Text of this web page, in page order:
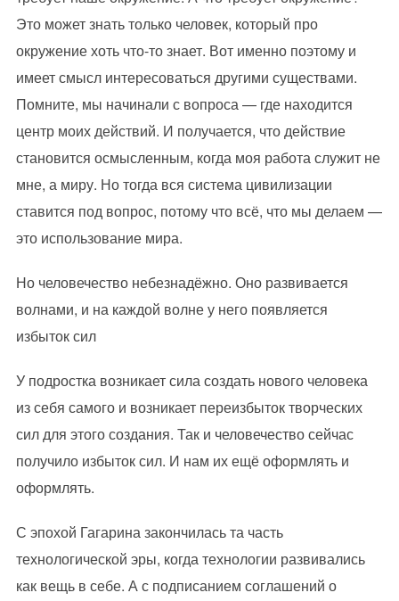
Это может знать только человек, который про
окружение хоть что-то знает. Вот именно поэтому и
имеет смысл интересоваться другими существами.
Помните, мы начинали с вопроса — где находится
центр моих действий. И получается, что действие
становится осмысленным, когда моя работа служит не
мне, а миру. Но тогда вся система цивилизации
ставится под вопрос, потому что всё, что мы делаем —
это использование мира.
Но человечество небезнадёжно. Оно развивается
волнами, и на каждой волне у него появляется
избыток сил
У подростка возникает сила создать нового человека
из себя самого и возникает переизбыток творческих
сил для этого создания. Так и человечество сейчас
получило избыток сил. И нам их ещё оформлять и
оформлять.
С эпохой Гагарина закончилась та часть
технологической эры, когда технологии развивались
как вещь в себе. А с подписанием соглашений о